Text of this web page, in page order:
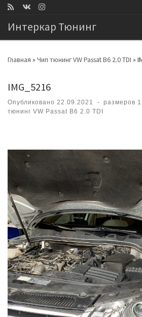
Интеркар Тюнинг
Главная » Чип тюнинг VW Passat B6 2.0 TDI »
IMG_5216
Опубликовано 22.09.2021 - размеров
тюнинг VW Passat B6 2.0 TDI